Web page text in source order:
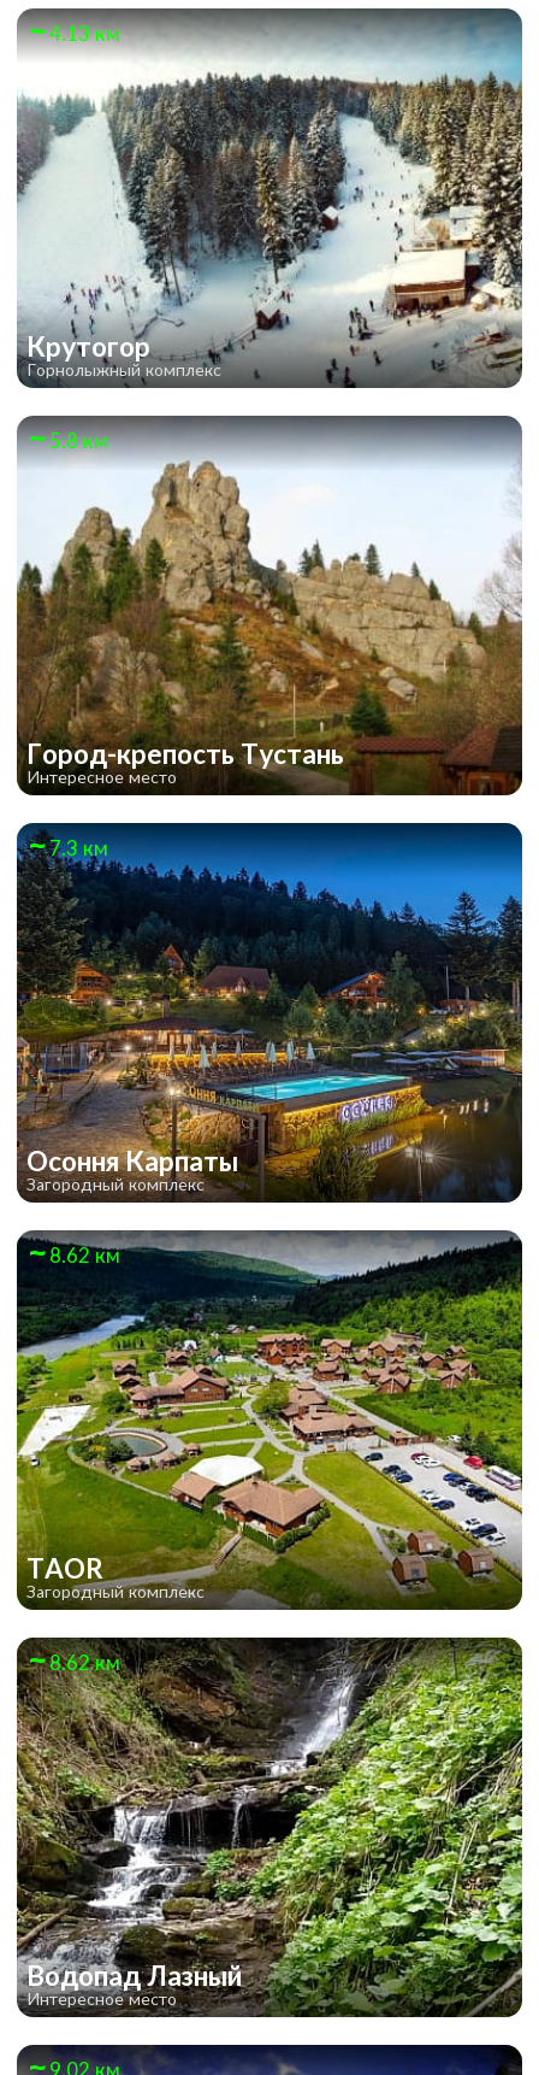
4.13 км
Крутогор
Горнолыжный комплекс
5.8 км
Город-крепость Тустань
Интересное место
7.3 км
Осоння Карпаты
Загородный комплекс
8.62 км
TAOR
Загородный комплекс
8.62 км
Водопад Лазный
Интересное место
9.02 км